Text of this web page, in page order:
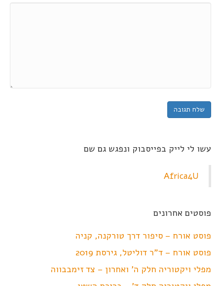
עשו לי לייק בפייסבוק ונפגש גם שם
Africa4U
פוסטים אחרונים
פוסט אורח – סיפור דרך טורקנה, קניה
פוסט אורח – ד"ר דוליטל, גירסת 2019
מפלי ויקטוריה חלק ה' ואחרון – צד זימבבווה